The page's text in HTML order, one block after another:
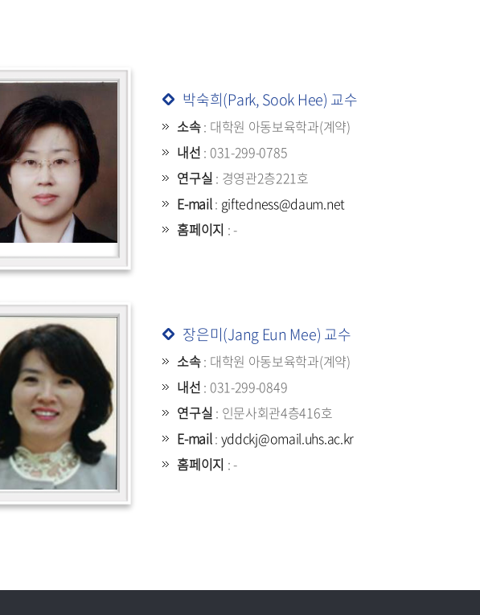
박숙희(Park, Sook Hee) 교수
소속: 대학원 아동보육학과(계약)
내선 : 031-299-0785
연구실 : 경영관2층221호
E-mail: giftedness@daum.net
홈페이지 : -
장은미(Jang Eun Mee) 교수
소속: 대학원 아동보육학과(계약)
내선 : 031-299-0849
연구실 : 인문사회관4층416호
E-mail: yddckj@omail.uhs.ac.kr
홈페이지 : -